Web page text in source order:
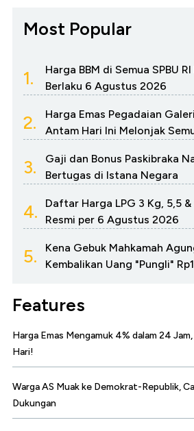
Most Popular
1.
Harga BBM di Semua SPBU
Berlaku 6 Agustus 2026
2.
Harga Emas Pegadaian
Antam Hari Ini Melonjak
3.
Gaji dan Bonus Paskibraka
Bertugas di Istana Negara
4.
Daftar Harga LPG 3 Kg, 5,5 &
Resmi per 6 Agustus 2026
5.
Kena Gebuk Mahkamah
Kembalikan Uang "Pungli"
Features
Harga Emas Mengamuk 4% dalam 24
Hari!
Warga AS Muak ke Demokrat-Republik,
Dukungan